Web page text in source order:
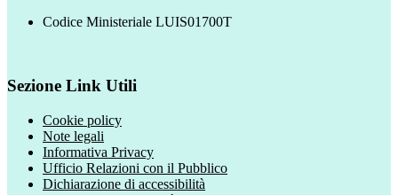
Codice Ministeriale LUIS01700T
Sezione Link Utili
Cookie policy
Note legali
Informativa Privacy
Ufficio Relazioni con il Pubblico
Dichiarazione di accessibilità